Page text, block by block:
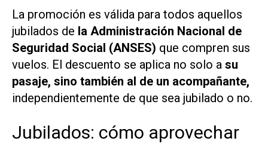
La promoción es válida para todos aquellos
jubilados de la Administración Nacional de
Seguridad Social (ANSES) que compren sus
vuelos. El descuento se aplica no solo a su
pasaje, sino también al de un acompañante,
independientemente de que sea jubilado o no.
Jubilados: cómo aprovechar